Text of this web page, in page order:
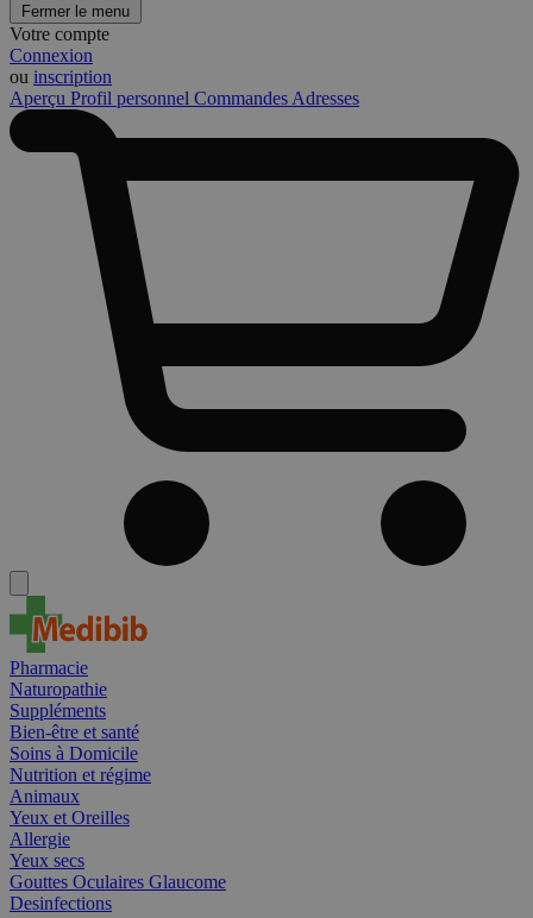
Fermer le menu
Votre compte
Connexion
ou inscription
Aperçu Profil personnel Commandes Adresses
Pharmacie
Naturopathie
Suppléments
Bien-être et santé
Soins à Domicile
Nutrition et régime
Animaux
Yeux et Oreilles
Allergie
Yeux secs
Gouttes Oculaires Glaucome
Desinfections